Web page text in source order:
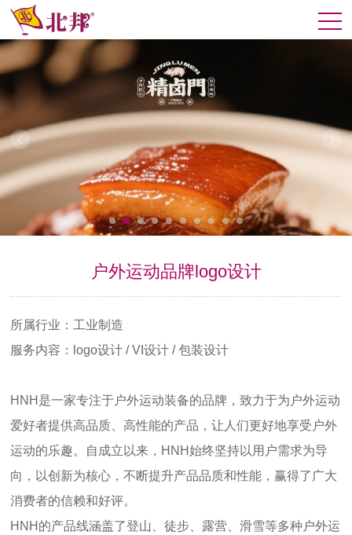
户外运动品牌logo设计
所属行业：工业制造
服务内容：logo设计 / VI设计 / 包装设计
HNH是一家专注于户外运动装备的品牌，致力于为户外运动
爱好者提供高品质、高性能的产品，让人们更好地享受户外
运动的乐趣。自成立以来，HNH始终坚持以用户需求为导
向，以创新为核心，不断提升产品品质和性能，赢得了广大
消费者的信赖和好评。
HNH的产品线涵盖了登山、徒步、露营、滑雪等多种户外运